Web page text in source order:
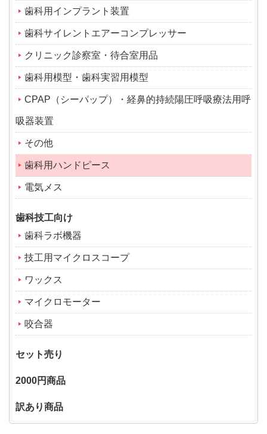
歯科用インプラント装置
歯科サイレントエアーコンプレッサー
クリニック診察室・待合室用品
歯科用模型・歯科実習用模型
CPAP（シーパップ）・経鼻的持続陽圧呼吸療法用呼
吸器装置
その他
歯科用ハンドピース
電気メス
歯科技工向け
歯科ラボ機器
技工用マイクロスコープ
ワックス
マイクロモーター
咬合器
セット売り
2000円商品
訳あり商品